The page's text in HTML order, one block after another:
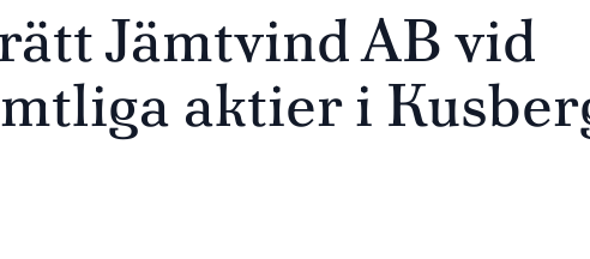
Jämtvind AB vid
aktier i